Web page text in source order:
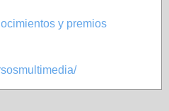
y premios